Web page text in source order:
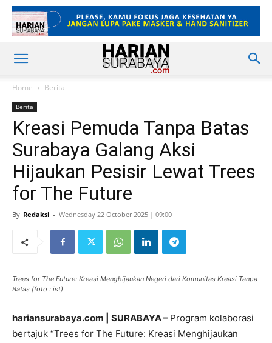
Home Berita
Berita
Kreasi Pemuda Tanpa Batas
Surabaya Galang Aksi
Hijaukan Pesisir Lewat Trees
for The Future
By Redaksi - Wednesday 22 October 2025 | 09:00
Trees for The Future: Kreasi Menghijaukan Negeri dari Komunitas Kreasi Tanpa
Batas (foto : ist)
hariansurabaya.com | SURABAYA – Program kolaborasi
bertajuk “Trees for The Future: Kreasi Menghijaukan